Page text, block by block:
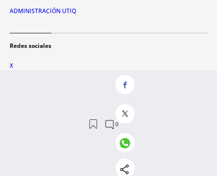
ADMINISTRACIÓN UTIQ
Redes sociales
X